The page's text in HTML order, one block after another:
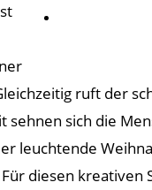
ruft der
sich die
leuchtende
diesen kreativen